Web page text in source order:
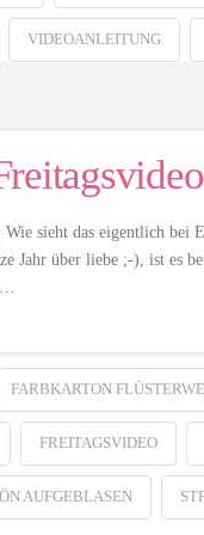
VIDEOANLEITUNG
sieht das eigentlich
Jahr über liebe ;-), ist es
FARBKARTON
FREITAGSVIDEO
AUFGEBLASEN